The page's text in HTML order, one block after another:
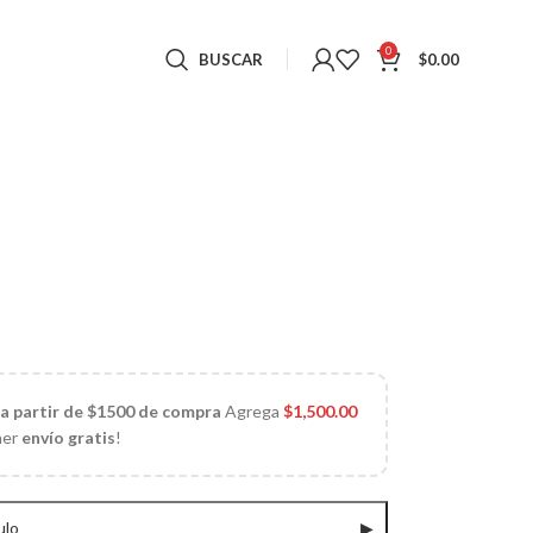
BUSCAR 0 $0.00
partir de $1500 de compra Agrega$1,500.00
envío gratis!
▶